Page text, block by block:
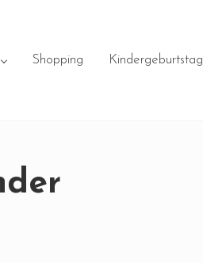
Shopping Kindergeburtstag